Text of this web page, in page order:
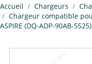
Vous
êtes
ici :
Accueil Chargeurs
Chargeur compatible
ASPIRE (DQ-ADP-90AB-5525)